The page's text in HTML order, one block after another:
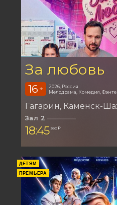
За любовь
16 +
2026, Россия
Мелодрама, Комедия,
Гагарин Каменск-
Зал 2
18:45 350 ₽
ДЕТЯМ
ПРЕМЬЕРА